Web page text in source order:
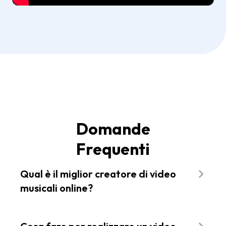
Domande
Frequenti
Qual è il miglior creatore di video
musicali online?
musica, ma solo Flixier ti consente di farlo